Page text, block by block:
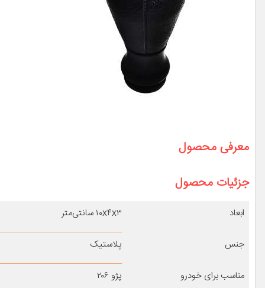
معرفی محصول
جزئیات محصول
ابعاد ۱۰x۴x۳ سانتی‌متر
جنس پلاستیک
مناسب برای خودرو پژو ۲۰۶